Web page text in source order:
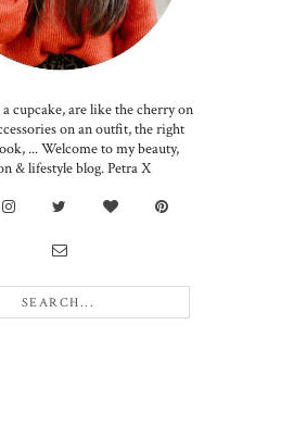
cupcake, are like the cherry on
on an outfit, the right
... Welcome to my beauty,
& lifestyle blog. Petra X